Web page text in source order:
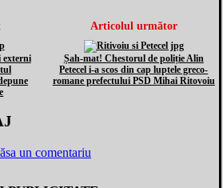
externi
Articolul următor
Șah-mat! Chestorul de poliție Alin
Petecel i-a scos din cap luptele greco-
romane prefectului PSD Mihai Ritovoiu
un comentariu